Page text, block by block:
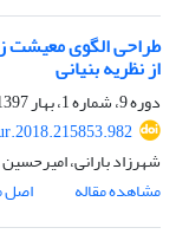
طراحی الگوی معیشت
از نظریه بنیانی
دوره 9، شماره 1، بهار 1397، صفحه
شهرزاد بارانی،
مشاهده مقاله
اصل